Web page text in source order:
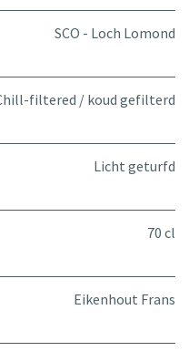
SCO - Loch Lomond
filtered / koud gefilterd
Licht geturfd
70 cl
Eikenhout Frans